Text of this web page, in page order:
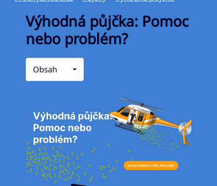
Výhodná půjčka: Pomoc
nebo problém?
Obsah